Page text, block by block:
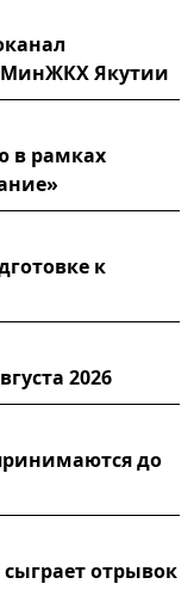
МинЖКХ Якутии
в рамках
к
2026
до
отрывок